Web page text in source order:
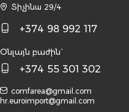
Տիչինա 29/4
+374 98 992 117
Օնլայն բաժին`
+374 55 301 302
comfarea@gmail.com
hr.euroimport@gmail.com